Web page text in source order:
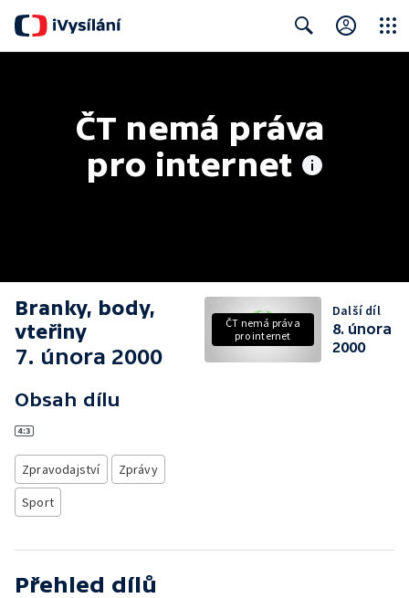
ČT nemá práva
pro internet
Branky, body,
vteřiny
7. února 2000
Obsah dílu
Zpravodajství
Zprávy
Sport
ČT nemá práva
pro internet
Další díl
8. února
2000
Přehled dílů